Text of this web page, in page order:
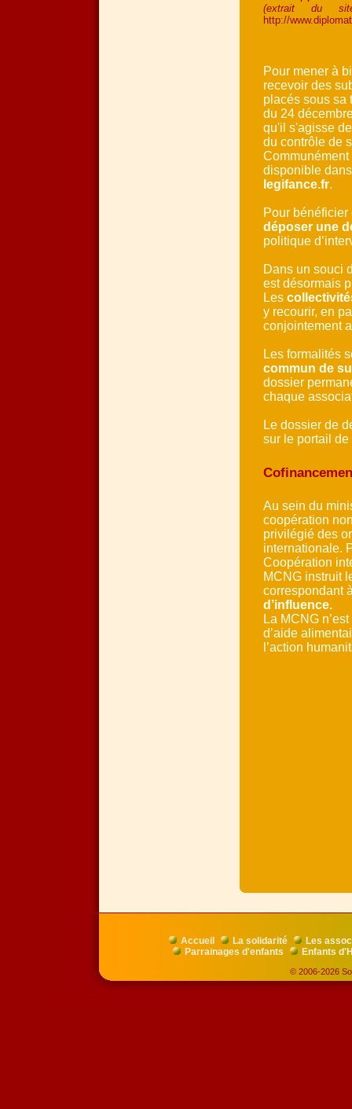
(extrait du
http://
Pour mener à
recevoir des
placés sous sa
du 24
qu'il s'agisse
du contrôle de
disponible
legifance.fr.
Pour bénéficier
déposer une
politique
Dans un souci
est désormais
Les
y recourir, en
conjointement
Les formalités
commun de
dossier
chaque
Le dossier de
sur le portail
Au sein du
coopération
privilégié des
internationale.
Coopération
MCNG instruit
correspondant
d’influence.
La MCNG
d’aide
l’action
Accueil La solidarité
Les
Parrainages d'enfants
Enfants
© 2006-2026